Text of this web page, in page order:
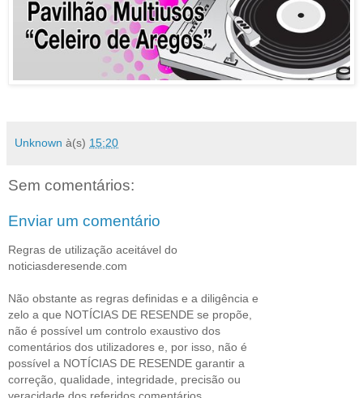
Unknown à(s) 15:20
Sem comentários:
Enviar um comentário
Regras de utilização aceitável do
noticiasderesende.com
Não obstante as regras definidas e a diligência e
zelo a que NOTÍCIAS DE RESENDE se propõe,
não é possível um controlo exaustivo dos
comentários dos utilizadores e, por isso, não é
possível a NOTÍCIAS DE RESENDE garantir a
correção, qualidade, integridade, precisão ou